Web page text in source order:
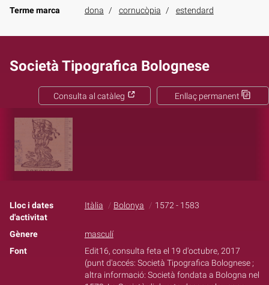
Terme marca
dona cornucòpia estendard
Società Tipografica Bolognese
Enllaç permanent
Consulta al catàleg
Lloc i dates
d'activitat
Itàlia Bolonya 1572 - 1583
Gènere
masculí
Font
Edit16, consulta feta el 19 d'octubre, 2017
(punt d'accés: Società Tipografica Bolognese ;
altra informació: Società fondata a Bologna nel